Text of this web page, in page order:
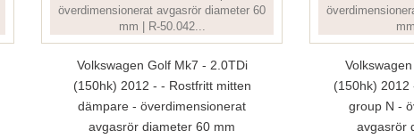
Volkswagen Golf Mk7 - 2.0TDi
(150hk) 2012 - - Rostfritt mitten
dämpare - överdimensionerat
avgasrör diameter 60 mm
(150hk) 2012
group N -
avgasrör